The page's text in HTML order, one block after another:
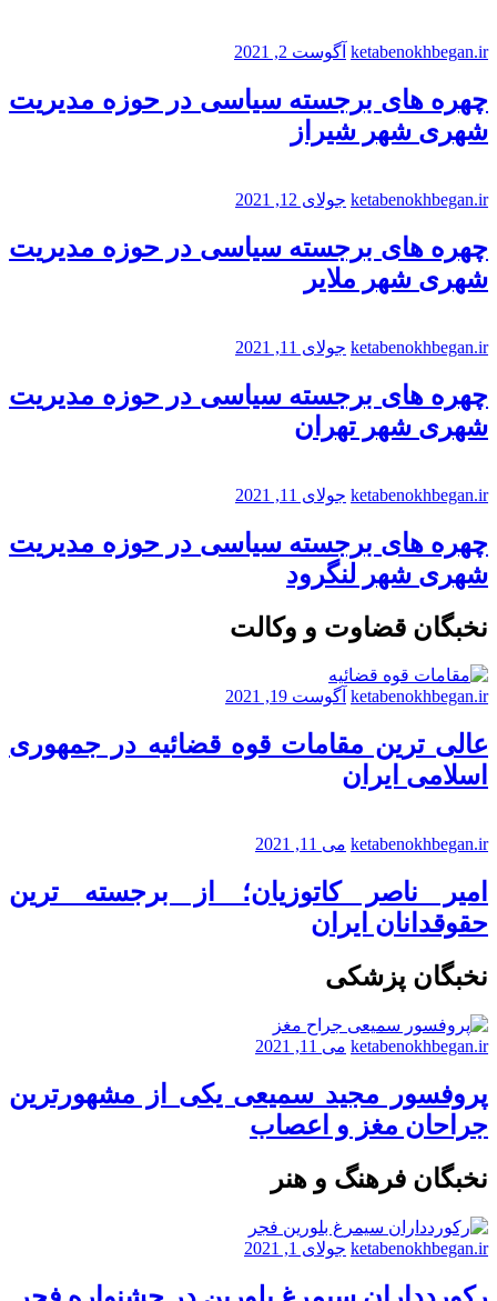
ketabenokhbegan.ir آگوست 2, 2021
چهره های برجسته سیاسی در حوزه مدیریت
شهری شهر شیراز
ketabenokhbegan.ir جولای 12, 2021
چهره های برجسته سیاسی در حوزه مدیریت
شهری شهر ملایر
ketabenokhbegan.ir جولای 11, 2021
چهره های برجسته سیاسی در حوزه مدیریت
شهری شهر تهران
ketabenokhbegan.ir جولای 11, 2021
چهره های برجسته سیاسی در حوزه مدیریت
شهری شهر لنگرود
نخبگان قضاوت و وکالت
ketabenokhbegan.ir آگوست 19, 2021
عالی ترین مقامات قوه قضائیه در جمهوری
اسلامی ایران
ketabenokhbegan.ir می 11, 2021
امیر ناصر کاتوزیان؛ از برجسته ترین
حقوقدانان ایران
نخبگان پزشکی
ketabenokhbegan.ir می 11, 2021
پروفسور مجید سمیعی یکی از مشهورترین
جراحان مغز و اعصاب
نخبگان فرهنگ و هنر
ketabenokhbegan.ir جولای 1, 2021